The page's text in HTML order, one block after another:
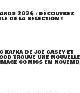
2026 : DÉCOUVREZ
DE LA SÉLECTION !
KAFKA DE JOE CASEY ET
TROUVE UNE NOUVELLE
COMICS EN